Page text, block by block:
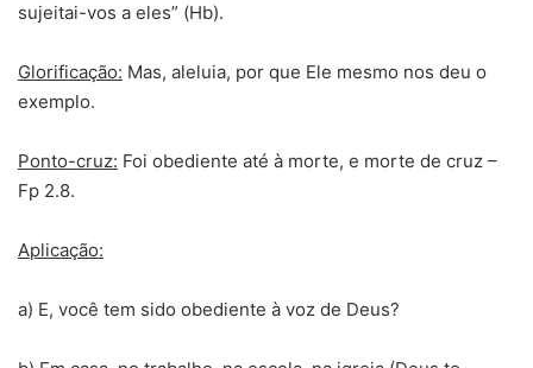
sujeitai-vos a eles” (Hb).
Glorificação: Mas, aleluia, por que Ele mesmo nos deu o
exemplo.
Ponto-cruz: Foi obediente até à morte, e morte de cruz –
Fp 2.8.
Aplicação:
a) E, você tem sido obediente à voz de Deus?